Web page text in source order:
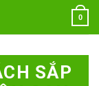
0
SẮP